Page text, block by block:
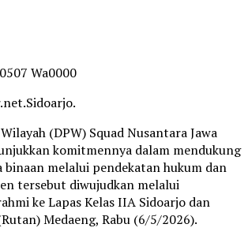
(DPW) Squad Nusantara Jawa
komitmennya dalam mendukung
binaan melalui pendekatan hukum dan
tersebut diwujudkan melalui
ke Lapas Kelas IIA Sidoarjo dan
Medaeng, Rabu (6/5/2026).